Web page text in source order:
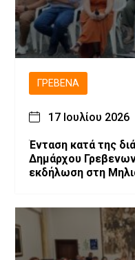
ΓΡΕΒΕΝΆ
17 Ιουλίου 2026
Ένταση κατά της
Δημάρχου
εκδήλωση στη